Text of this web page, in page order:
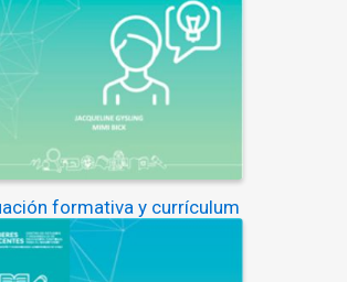
formativa y currículum